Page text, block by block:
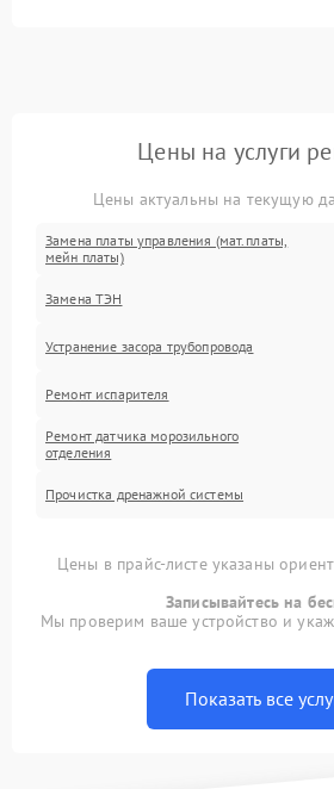
Цены на услуги
Цены актуальны на текущую
Замена платы управления (мат.платы,
мейн платы)
Замена ТЭН
Устранение засора трубопровода
Ремонт испарителя
Ремонт датчика морозильного
отделения
Прочистка дренажной системы
Цены в прайс-листе указаны
Записывайтесь на
Мы проверим ваше устройство и
Показать все